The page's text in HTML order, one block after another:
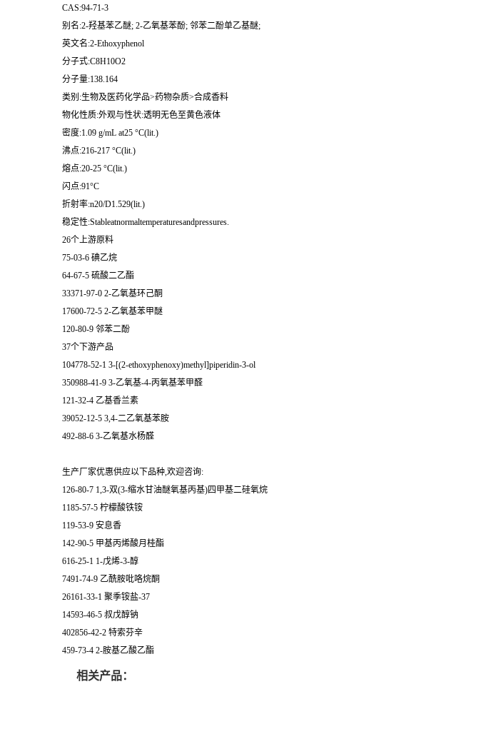
CAS:94-71-3
别名:2-羟基苯乙醚; 2-乙氧基苯酚; 邻苯二酚单乙基醚;
英文名:2-Ethoxyphenol
分子式:C8H10O2
分子量:138.164
类别:生物及医药化学品>药物杂质>合成香料
物化性质:外观与性状:透明无色至黄色液体
密度:1.09 g/mL at25 °C(lit.)
沸点:216-217 °C(lit.)
熔点:20-25 °C(lit.)
闪点:91°C
折射率:n20/D1.529(lit.)
稳定性:Stableatnormaltemperaturesandpressures.
26个上游原料
75-03-6 碘乙烷
64-67-5 硫酸二乙酯
33371-97-0 2-乙氧基环己酮
17600-72-5 2-乙氧基苯甲醚
120-80-9 邻苯二酚
37个下游产品
104778-52-1 3-[(2-ethoxyphenoxy)methyl]piperidin-3-ol
350988-41-9 3-乙氧基-4-丙氧基苯甲醛
121-32-4 乙基香兰素
39052-12-5 3,4-二乙氧基苯胺
492-88-6 3-乙氧基水杨醛
生产厂家优惠供应以下品种,欢迎咨询:
126-80-7 1,3-双(3-缩水甘油醚氧基丙基)四甲基二硅氧烷
1185-57-5 柠檬酸铁铵
119-53-9 安息香
142-90-5 甲基丙烯酸月桂酯
616-25-1 1-戊烯-3-醇
7491-74-9 乙酰胺吡咯烷酮
26161-33-1 聚季铵盐-37
14593-46-5 叔戊醇钠
402856-42-2 特索芬辛
459-73-4 2-胺基乙酸乙酯
相关产品：